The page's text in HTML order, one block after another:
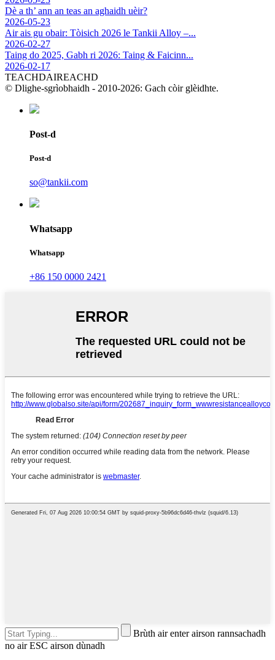
Dè a th’ ann an teas an aghaidh uèir?
2026-05-23
Air ais gu obair: Tòisich 2026 le Tankii Alloy –...
2026-02-27
Taing do 2025, Gabh ri 2026: Taing & Faicinn...
2026-02-17
TEACHDAIREACHD
© Dlighe-sgrìobhaidh - 2010-2026: Gach còir glèidhte.
Post-d
Post-d
so@tankii.com
Whatsapp
Whatsapp
+86 150 0000 2421
Brùth air enter airson rannsachadh
no air ESC airson dùnadh